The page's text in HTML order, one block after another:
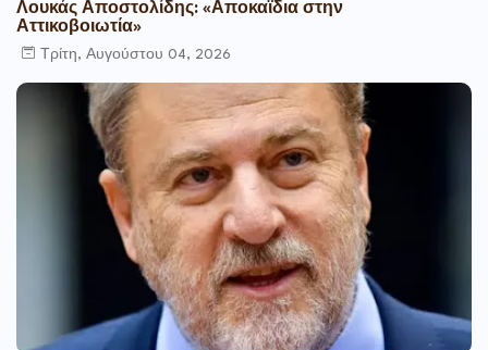
Λουκάς Αποστολίδης: «Αποκαϊδια στην
Αττικοβοιωτία»
Τρίτη, Αυγούστου 04, 2026